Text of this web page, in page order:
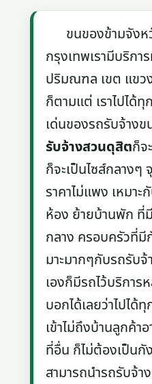
ขนของข้ามจังห
กรุงเทพเรามีบริกา
ปริมณฑล เขต แขว
ก็ตามแต่ เราไปได้
เด่นของรถรับจ้าง
รับจ้างสวนดุสิตก็จ
ก็จะเป็นไซส์กลางๆ
ราคาไม่แพง เหมา
ห้อง ย้ายบ้านพัก ที่
กลาง ครอบครัวที่มี
มาะมากๆกับรถรับจ้
เองก็มีรถไว้บริกา
บอกได้เลยว่าไปไ
เข้าไม่ถึงบ้านลูกค้า
ที่อื่น ก็ไม่ต้องเป็นกั
สามารถนำรถรับจ้า